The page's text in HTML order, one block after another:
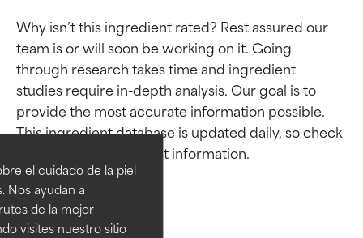
el cuidado de la piel
Nos ayudan a
de la mejor
visites nuestro sitio
Why isn’t this ingredient rated? Rest assured our
team is or will soon be working on it. Going
through research takes time and ingredient
studies require in-depth analysis. Our goal is to
provide the most accurate information possible.
This ingredient database is updated daily, so check
Calificaciones de
ingredientes
EXCELENTE
Ingrediente sobresaliente con
beneficios reales para la piel. Su
Calificaciones de
ingredientes
EXCELENTE
Ingrediente sobresaliente con
beneficios reales para la piel. Su